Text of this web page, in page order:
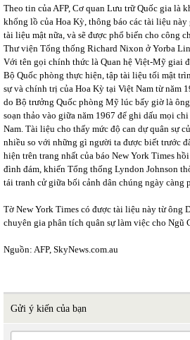
Theo tin của AFP, Cơ quan Lưu trữ Quốc gia là
khổng lồ của Hoa Kỳ, thông báo các tài liệu
tài liệu mật nữa, và sẽ được phổ biến cho công
Thư viện Tổng thống Richard Nixon ở Yorba
Với tên gọi chính thức là Quan hệ Việt-Mỹ giai
Bộ Quốc phòng thực hiện, tập tài liệu tối mật
sự và chính trị của Hoa Kỳ tại Việt Nam từ năm
do Bộ trưởng Quốc phòng Mỹ lúc bấy giờ là
soạn thảo vào giữa năm 1967 để ghi dấu mọi
Nam. Tài liệu cho thấy mức độ can dự quân sự
nhiều so với những gì người ta được biết trước
hiện trên trang nhất của báo New York Times
đình đám, khiến Tổng thống Lyndon Johnson
tái tranh cử giữa bối cảnh dân chúng ngày càng
Tờ New York Times có được tài liệu này từ ông
chuyên gia phân tích quân sự làm việc cho Ngũ
Nguồn: AFP, SkyNews.com.au
Gửi ý kiến của bạn